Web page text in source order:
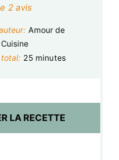
t
i
e
s
é
t
i
e
s
é
t
o
i
e
s
2avis
Amour de
Cuisine
total: 25 minutes
LA RECETTE